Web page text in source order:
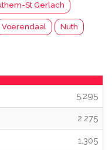
St Gerlach
Voerendaal Nuth
5.295
2.275
1.305